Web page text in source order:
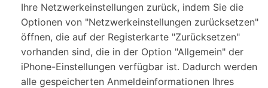
Ihre Netzwerkeinstellungen zurück, indem Sie die
Optionen von "Netzwerkeinstellungen zurücksetzen"
öffnen, die auf der Registerkarte "Zurücksetzen"
vorhanden sind, die in der Option "Allgemein" der
iPhone-Einstellungen verfügbar ist. Dadurch werden
alle gespeicherten Anmeldeinformationen Ihres